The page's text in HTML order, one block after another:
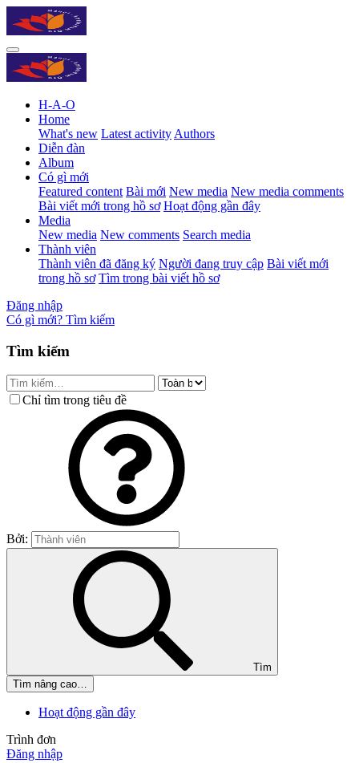
H-A-O
Home
What's new Latest activity Authors
Diễn đàn
Album
Có gì mới
Featured content Bài mới New media New media comments
Bài viết mới trong hồ sơ Hoạt động gần đây
Media
New media New comments Search media
Thành viên
Thành viên đã đăng ký Người đang truy cập Bài viết mới
trong hồ sơ Tìm trong bài viết hồ sơ
Đăng nhập
Có gì mới? Tìm kiếm
Tìm kiếm
Chỉ tìm trong tiêu đề
Bởi:
Tìm
Tìm nâng cao…
Hoạt động gần đây
Trình đơn
Đăng nhập